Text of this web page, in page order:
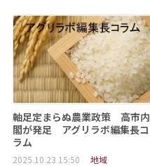
軸足定まらぬ農業政策 高市内
閣が発足 アグリラボ編集長コ
ラム
2025.10.23 15:50 地域